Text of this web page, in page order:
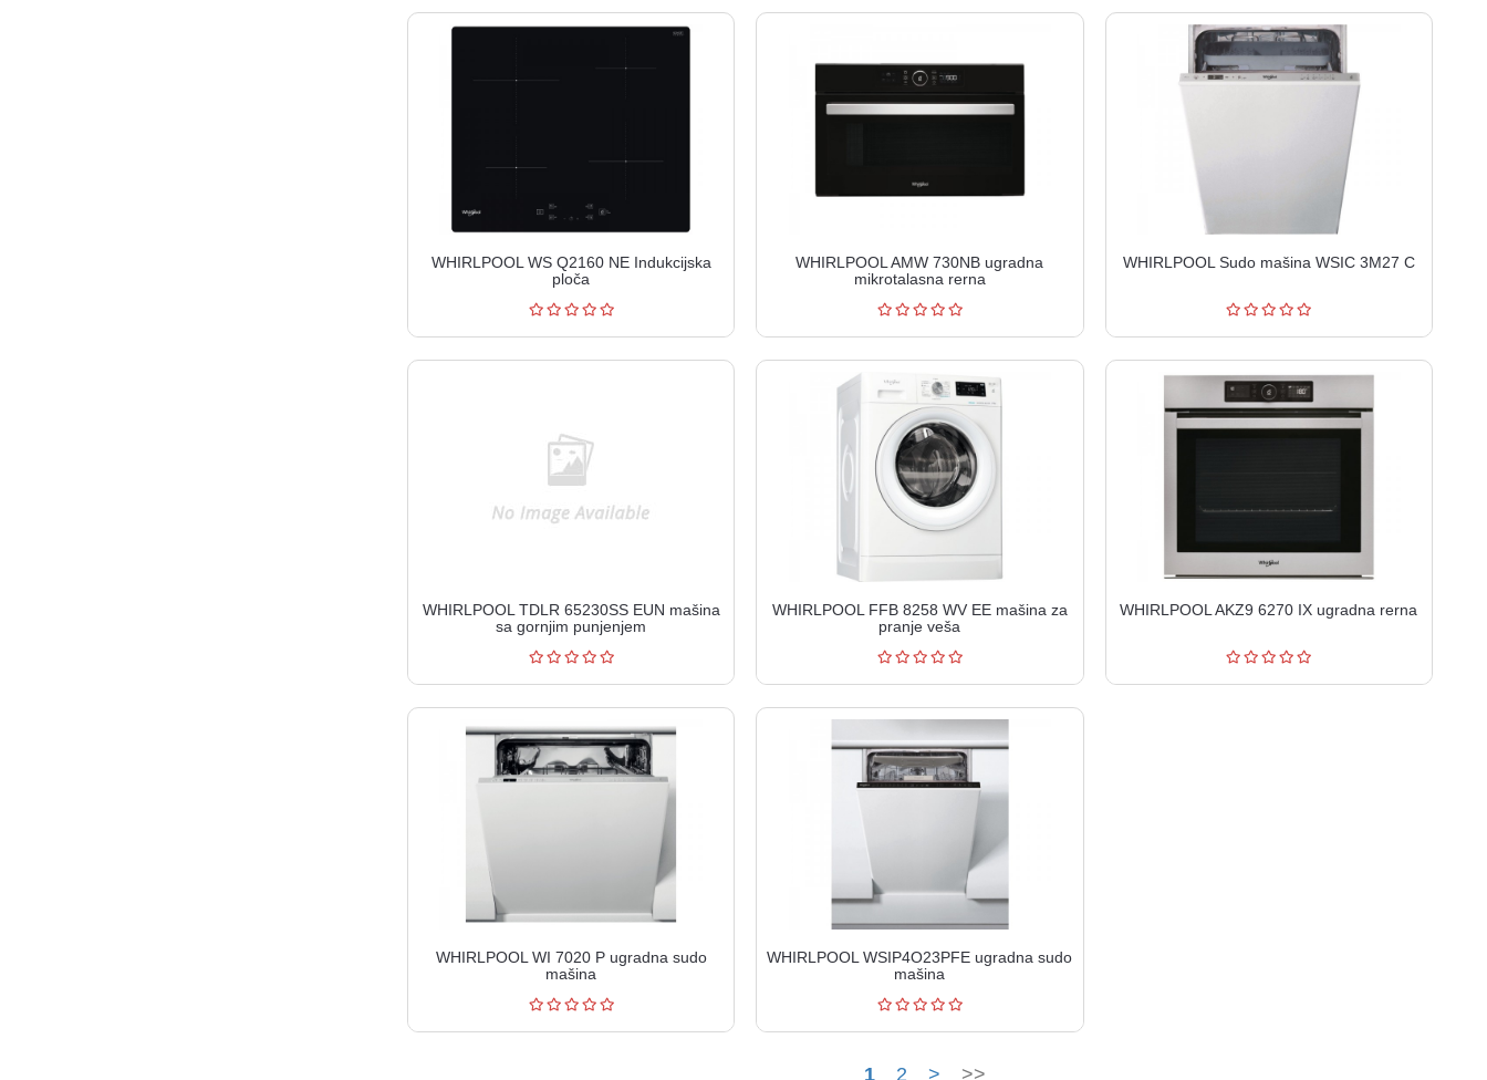
WHIRLPOOL WS Q2160 NE Indukcijska
ploča
WHIRLPOOL AMW 730NB ugradna
mikrotalasna rerna
WHIRLPOOL Sudo mašina WSIC 3M27 C
WHIRLPOOL TDLR 65230SS EUN mašina
sa gornjim punjenjem
WHIRLPOOL FFB 8258 WV EE mašina za
pranje veša
WHIRLPOOL AKZ9 6270 IX ugradna rerna
WHIRLPOOL WI 7020 P ugradna sudo
mašina
WHIRLPOOL WSIP4O23PFE ugradna sudo
mašina
1 2 > >>